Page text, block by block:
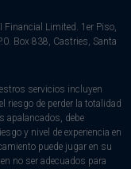
Financial Limited. 1er Piso,
Box 838, Castries, Santa
servicios incluyen
riesgo de perder la totalidad
apalancados, debe
y nivel de experiencia en
puede jugar en su
no ser adecuados para